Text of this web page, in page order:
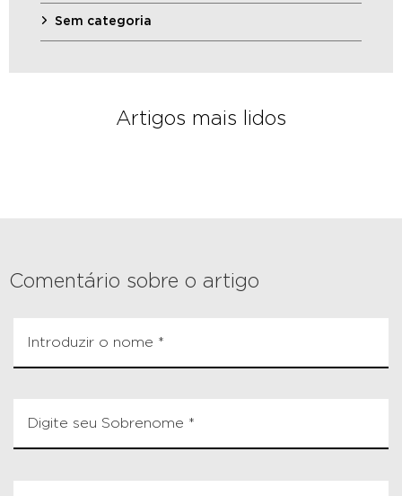
Sem categoria
Artigos mais lidos
Comentário sobre o artigo